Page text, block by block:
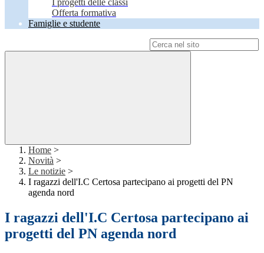
I progetti delle classi
Offerta formativa
Famiglie e studente
Home >
Novità >
Le notizie >
I ragazzi dell'I.C Certosa partecipano ai progetti del PN
agenda nord
I ragazzi dell'I.C Certosa partecipano ai
progetti del PN agenda nord